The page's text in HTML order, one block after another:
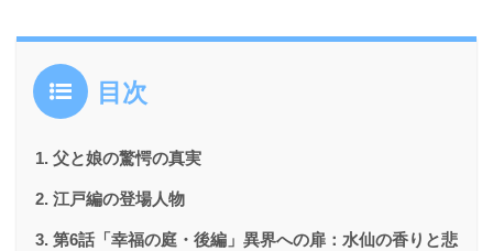
目次
父と娘の驚愕の真実
江戸編の登場人物
第6話「幸福の庭・後編」異界への扉：水仙の香りと悲